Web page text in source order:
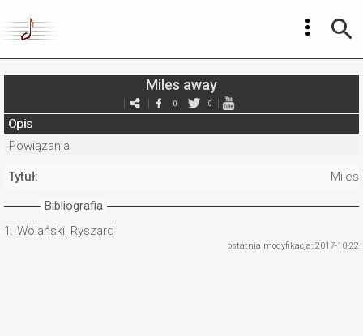
Miles away
0 0
Opis
Powiązania
Tytuł:
Miles
Bibliografia
1. Wolański, Ryszard
ostatnia modyfikacja: 2017-10-22